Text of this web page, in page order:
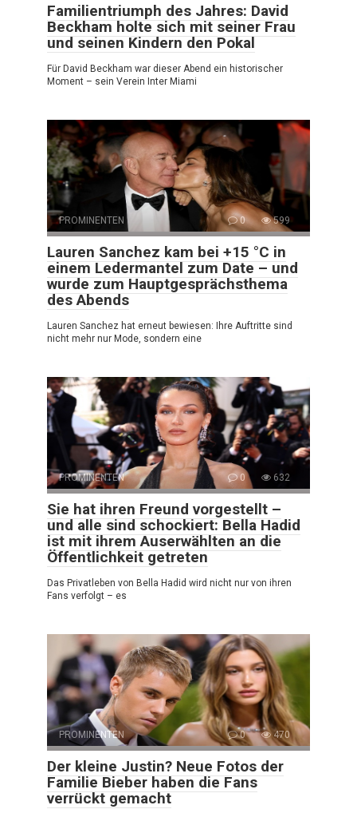
Familientriumph des Jahres: David
Beckham holte sich mit seiner Frau
und seinen Kindern den Pokal
Für David Beckham war dieser Abend ein historischer
Moment – sein Verein Inter Miami
PROMINENTEN 0 599
Lauren Sanchez kam bei +15 °C in
einem Ledermantel zum Date – und
wurde zum Hauptgesprächsthema
des Abends
Lauren Sanchez hat erneut bewiesen: Ihre Auftritte sind
nicht mehr nur Mode, sondern eine
PROMINENTEN 0 632
Sie hat ihren Freund vorgestellt –
und alle sind schockiert: Bella Hadid
ist mit ihrem Auserwählten an die
Öffentlichkeit getreten
Das Privatleben von Bella Hadid wird nicht nur von ihren
Fans verfolgt – es
PROMINENTEN 0 470
Der kleine Justin? Neue Fotos der
Familie Bieber haben die Fans
verrückt gemacht